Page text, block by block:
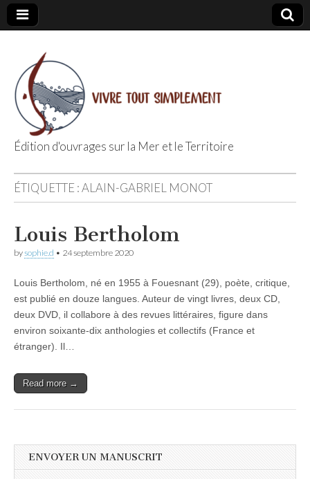
Editions Vivre
Tout
Simplement
Édition d'ouvrages sur la Mer et le Territoire
ÉTIQUETTE :ALAIN-GABRIEL MONOT
Louis Bertholom
bysophie.d • 24 septembre 2020
Louis Bertholom, né en 1955 à Fouesnant (29), poète, critique,
est publié en douze langues. Auteur de vingt livres, deux CD,
deux DVD, il collabore à des revues littéraires, figure dans
environ soixante-dix anthologies et collectifs (France et
étranger). Il…
Read more →
ENVOYER UN MANUSCRIT